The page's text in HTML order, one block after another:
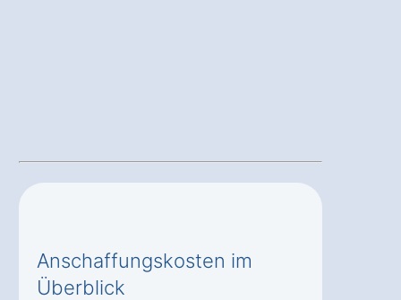
Anschaffungskosten im
Überblick